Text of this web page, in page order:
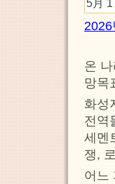
5月
2026
온
망목
화성
전역
세멘
쟁,
어느